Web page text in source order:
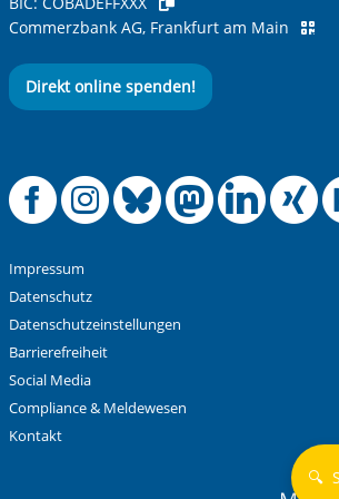
Commerzbank AG, Frankfurt am Main
Direkt online spenden!
Offizielle
Offizielle
Impressum
Datenschutz
Datenschutzeinstellungen
Barrierefreiheit
Social Media
Compliance & Meldewesen
Kontakt
🔍